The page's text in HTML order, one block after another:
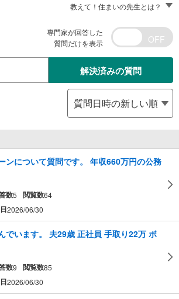
教えて！住まいの先生とは？
専門家が回答した
質問だけを表示
解決済みの質問
ンについて質問です。 年収660万円の公務
数5 閲覧数64
2026/06/30
でいます。 夫29歳 正社員 手取り22万 ボ
数9 閲覧数85
2026/06/30